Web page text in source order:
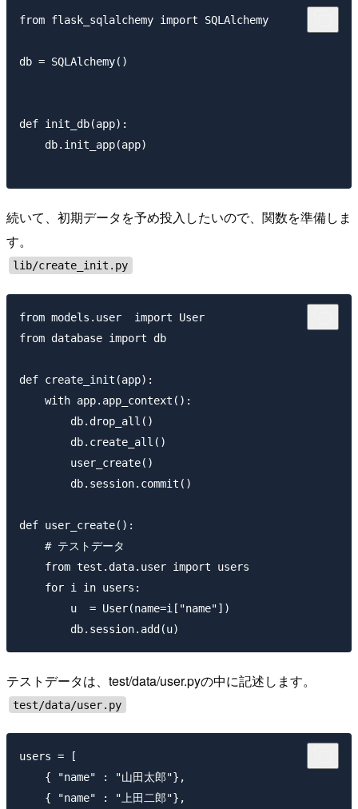
from flask_sqlalchemy import SQLAlchemy
db = SQLAlchemy()
def init_db(app):
    db.init_app(app)
続いて、初期データを予め投入したいので、関数を準備しま
す。
lib/create_init.py
from models.user  import User
from database import db
def create_init(app):
    with app.app_context():
        db.drop_all()
        db.create_all()
        user_create()
        db.session.commit()
def user_create():
    # テストデータ
    from test.data.user import users
    for i in users:
        u  = User(name=i["name"])
テストデータは、test/data/user.pyの中に記述します。
test/data/user.py
users = [
    { "name" : "山田太郎"},
    { "name" : "上田二郎"},